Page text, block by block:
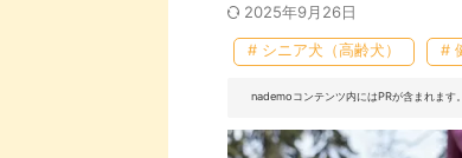
2025年9月26日
# シニア犬（高齢犬） #
nademoコンテンツ内にはPRが含まれます